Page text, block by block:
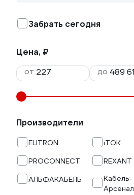
Забрать сегодня
Цена, ₽
от
до
Производители
ELITRON
iTOK
PROCONNECT
REXANT
АЛЬФАКАБЕЛЬ
Кабель-
Арсенал